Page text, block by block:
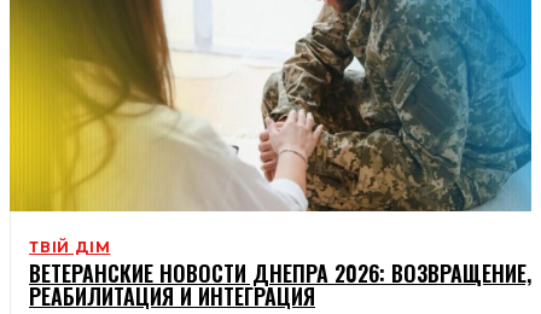
ТВІЙ ДІМ
ВЕТЕРАНСКИЕ НОВОСТИ ДНЕПРА 2026: ВОЗВРАЩЕНИЕ,
РЕАБИЛИТАЦИЯ И ИНТЕГРАЦИЯ